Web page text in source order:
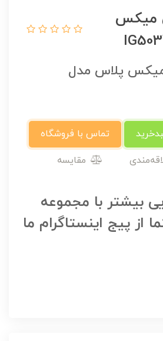
میکس
پلاس مدل
تماس با فروشگاه
مقایسه
بیشتر با مجموعه
از پیج اینستاگرام ما